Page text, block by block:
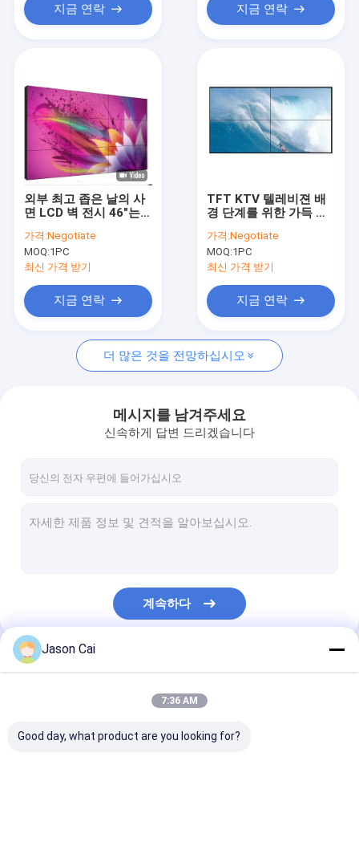
회사 소개
공장 여행
조회를 요청하다
다 접촉 디지털 방식으로 간판
옥외 LCD 디지털 방식으로 간판
디지털 간판 키오스크
디지털 방식으로 간판 영상 벽
상호 작용하는 다 접촉 테이블
버스 디지털 간판
지금 연락 지금 연락
외부 최고 좁은 날의 사
면 LCD 벽 전시 46"는
3x3 영상 벽을 했습니다
가격:Negotiate
MOQ:1PC
최신 가격 받기
지금 연락
TFT KTV 텔레비젼 배
경 단계를 위한 가득 차
LCD 영상 벽 55"
가격:Negotiate
MOQ:1PC
최신 가격 받기
지금 연락
더 많은 것을 전망하십시오
메시지를 남겨주세요
신속하게 답변 드리겠습니다
계속하다
우리의 카테고리
Jason Cai
7:36 AM
Good day, what product are you looking for?